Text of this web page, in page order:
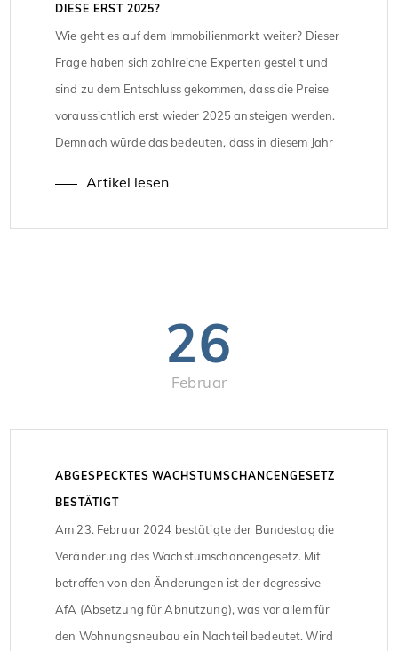
DIESE ERST 2025?
Wie geht es auf dem Immobilienmarkt weiter? Dieser
Frage haben sich zahlreiche Experten gestellt und
sind zu dem Entschluss gekommen, dass die Preise
voraussichtlich erst wieder 2025 ansteigen werden.
Demnach würde das bedeuten, dass in diesem Jahr
Artikel lesen
26
Februar
ABGESPECKTES WACHSTUMSCHANCENGESETZ
BESTÄTIGT
Am 23. Februar 2024 bestätigte der Bundestag die
Veränderung des Wachstumschancengesetz. Mit
betroffen von den Änderungen ist der degressive
AfA (Absetzung für Abnutzung), was vor allem für
den Wohnungsneubau ein Nachteil bedeutet. Wird